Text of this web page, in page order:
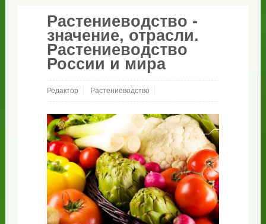
Растениеводство -
значение, отрасли.
Растениеводство
России и мира
Редактор Растениеводство